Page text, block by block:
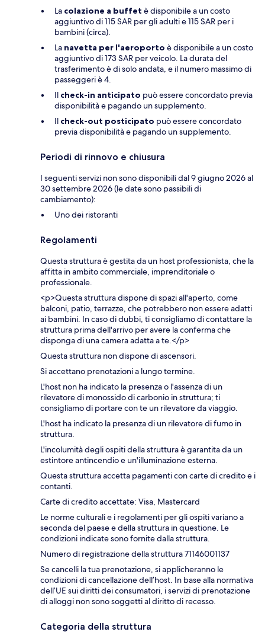
La colazione a buffet è disponibile a un costo
aggiuntivo di 115 SAR per gli adulti e 115 SAR per i
bambini (circa).
La navetta per l'aeroporto è disponibile a un costo
aggiuntivo di 173 SAR per veicolo. La durata del
trasferimento è di solo andata, e il numero massimo di
passeggeri è 4.
Il check-in anticipato può essere concordato previa
disponibilità e pagando un supplemento.
Il check-out posticipato può essere concordato
previa disponibilità e pagando un supplemento.
Periodi di rinnovo e chiusura
I seguenti servizi non sono disponibili dal 9 giugno 2026 al
30 settembre 2026 (le date sono passibili di
cambiamento):
Uno dei ristoranti
Regolamenti
Questa struttura è gestita da un host professionista, che la
affitta in ambito commerciale, imprenditoriale o
professionale.
<p>Questa struttura dispone di spazi all'aperto, come
balconi, patio, terrazze, che potrebbero non essere adatti
ai bambini. In caso di dubbi, ti consigliamo di contattare la
struttura prima dell'arrivo per avere la conferma che
disponga di una camera adatta a te.</p>
Questa struttura non dispone di ascensori.
Si accettano prenotazioni a lungo termine.
L'host non ha indicato la presenza o l'assenza di un
rilevatore di monossido di carbonio in struttura; ti
consigliamo di portare con te un rilevatore da viaggio.
L'host ha indicato la presenza di un rilevatore di fumo in
struttura.
L'incolumità degli ospiti della struttura è garantita da un
estintore antincendio e un'illuminazione esterna.
Questa struttura accetta pagamenti con carte di credito e i
contanti.
Carte di credito accettate: Visa, Mastercard
Le norme culturali e i regolamenti per gli ospiti variano a
seconda del paese e della struttura in questione. Le
condizioni indicate sono fornite dalla struttura.
Numero di registrazione della struttura 71146001137
Se cancelli la tua prenotazione, si applicheranno le
condizioni di cancellazione dell’host. In base alla normativa
dell’UE sui diritti dei consumatori, i servizi di prenotazione
di alloggi non sono soggetti al diritto di recesso.
Categoria della struttura